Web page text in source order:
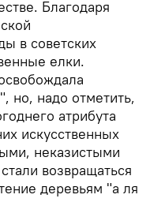
Благодаря
в советских
елки.
но, надо отметить,
атрибута
искусственных
неказистыми
возвращаться
деревьям "а ля